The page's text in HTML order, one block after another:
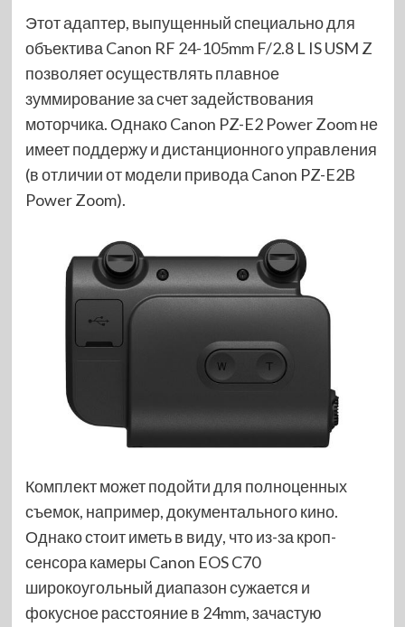
Этот адаптер, выпущенный специально для
объектива Canon RF 24-105mm F/2.8 L IS USM Z
позволяет осуществлять плавное
зуммирование за счет задействования
моторчика. Однако Canon PZ-E2 Power Zoom не
имеет поддержу и дистанционного управления
(в отличии от модели привода Canon PZ-E2B
Power Zoom).
Комплект может подойти для полноценных
съемок, например, документального кино.
Однако стоит иметь в виду, что из-за кроп-
сенсора камеры Canon EOS C70
широкоугольный диапазон сужается и
фокусное расстояние в 24mm, зачастую